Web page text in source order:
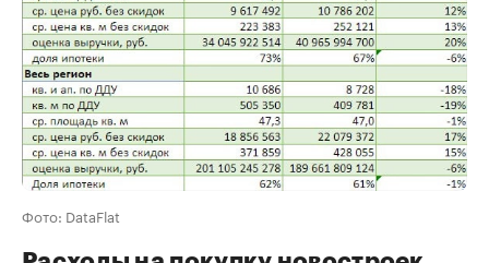
Фото: DataFlat